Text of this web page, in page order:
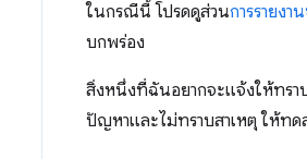
ในกรณีนี้ โปรดดูส่วนการรายง
บกพร่อง
สิ่งหนึ่งที่ฉันอยากจะแจ้งให้ทร
ปัญหาและไม่ทราบสาเหตุ ให้ท